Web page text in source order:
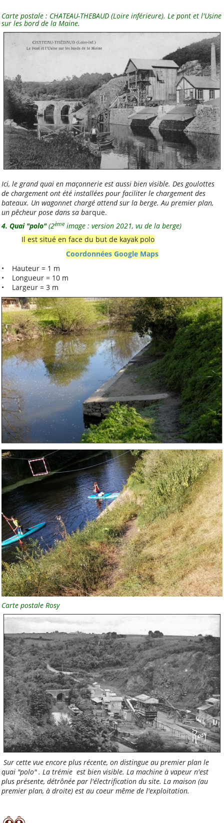
Saint-Sébastien-sur-
Loire
FFCK
FFCK - Kpi
La Ligue 44 - FAL 44
La Ligue de
l'enseignement
La Ligue de
l'enseignement - PdL
UFOLEP
UFOLEP44
USEP
USEP 44
Liens utiles
CDOS 44
Clisson Sèvre et Maine
l'AGGLOH!
Comité Laïcité
République
Guide pratique de
l'association
Lire et Faire Lire
Lire et Faire Lire 44
Service-Public.fr
Suivez-nous
Fil des billets
Fil des commentaires
Suivez-nous sur
Facebook
Statistiques
88947visites depuis avril
2008
Carte postale : CHATEAU-THEBAUD (Loire inférieure). Le pont et l'Usine
sur les bord de la Maine.
Ici, le grand quai en maçonnerie est aussi bien visible. Des goulottes
de chargement ont été installées pour faciliter le chargement des
bateaux. Un wagonnet chargé attend sur la berge. Au premier plan,
un pêcheur pose dans sa barque.
4. Quai "polo"(2èmeimage : version 2021, vu de la berge)
Il est situé en face du but de kayak polo
Coordonnées Google Maps
• Hauteur = 1 m
• Longueur = 10 m
• Largeur = 3 m
Carte postale Rosy
Sur cette vue encore plus récente, on distingue au premier plan le
quai "polo" . La trémie est bien visible. La machine à vapeur n'est
plus présente, détrônée par l'électrification du site. La maison (au
premier plan, à droite) est au coeur même de l'exploitation.